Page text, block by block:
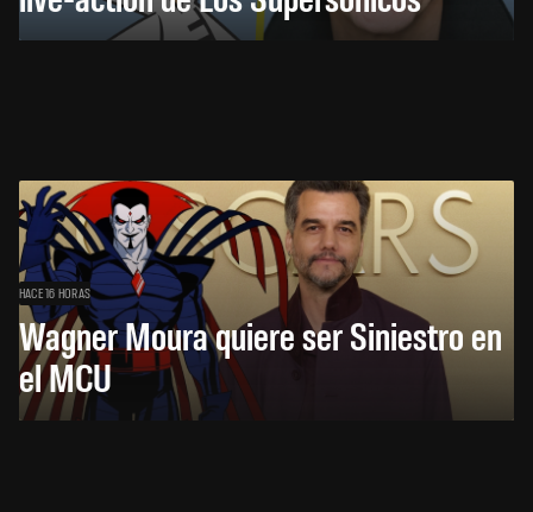
HACE 16 HORAS
Wagner Moura quiere ser Siniestro en
el MCU